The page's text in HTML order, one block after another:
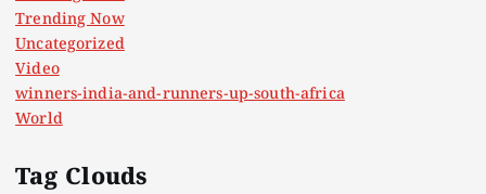
Trending Now
Uncategorized
Video
winners-india-and-runners-up-south-africa
World
Tag Clouds